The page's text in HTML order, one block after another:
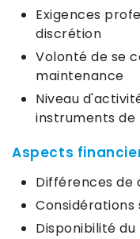
Exigences
discrétion
Volonté de se
maintenance
Niveau
instruments de
Aspects
Différences de
Disponibilité